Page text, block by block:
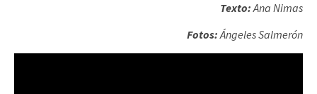
Texto:Ana Nimas
Fotos:Ángeles Salmerón